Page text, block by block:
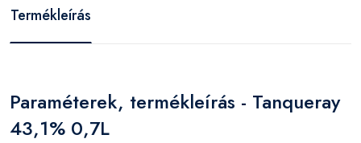
Termékleírás
Paraméterek, termékleírás - Tanqueray
43,1% 0,7L